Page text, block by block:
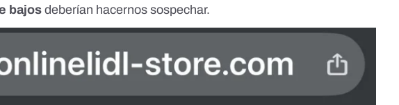
bajos deberían hacernos sospechar.